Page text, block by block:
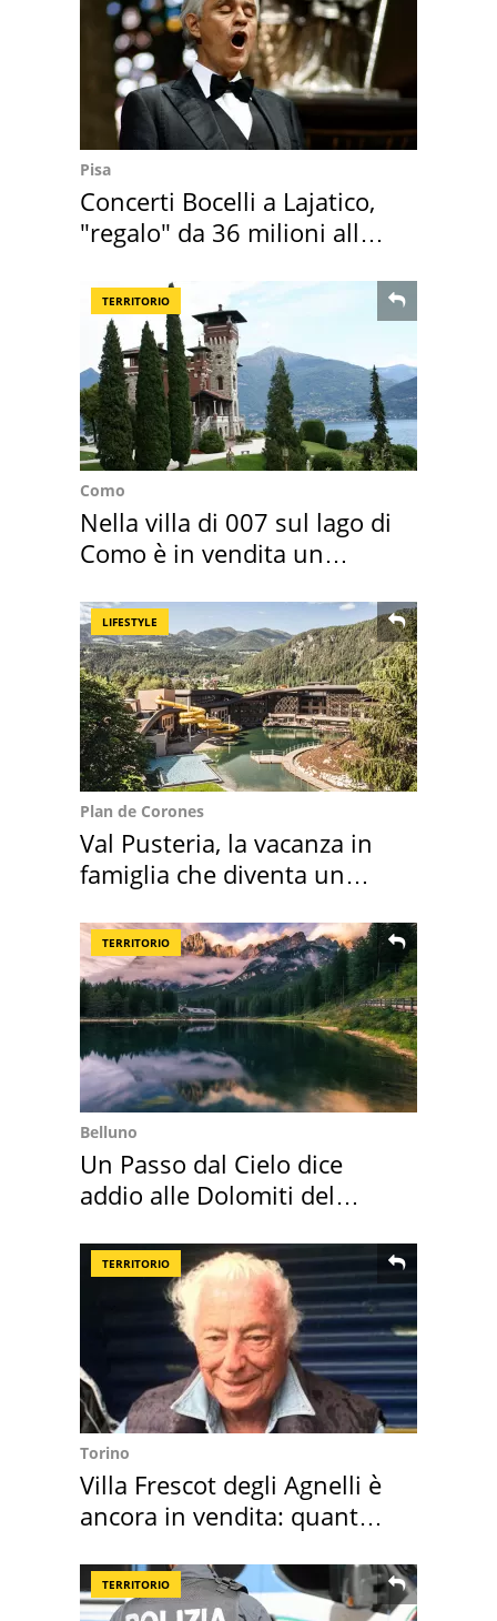
Pisa
Concerti Bocelli a Lajatico,
"regalo" da 36 milioni alla
TERRITORIO
Como
Nella villa di 007 sul lago di
Como è in vendita un
LIFESTYLE
Plan de Corones
Val Pusteria, la vacanza in
famiglia che diventa un
TERRITORIO
Belluno
Un Passo dal Cielo dice
addio alle Dolomiti del
TERRITORIO
Torino
Villa Frescot degli Agnelli è
ancora in vendita: quanto
TERRITORIO